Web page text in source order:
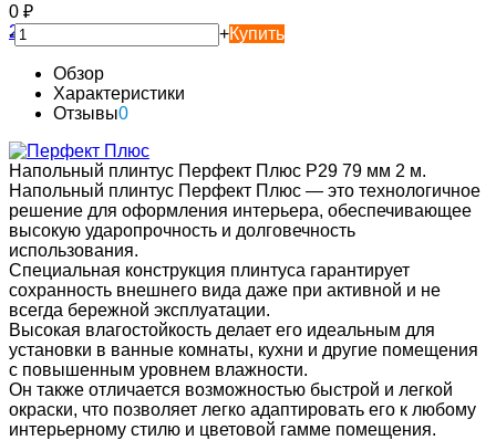
0 ₽
-
+Купить
Обзор
Характеристики
Отзывы0
Напольный плинтус Перфект Плюс P29 79 мм 2 м.
Напольный плинтус Перфект Плюс — это технологичное
решение для оформления интерьера, обеспечивающее
высокую ударопрочность и долговечность
использования.
Специальная конструкция плинтуса гарантирует
сохранность внешнего вида даже при активной и не
всегда бережной эксплуатации.
Высокая влагостойкость делает его идеальным для
установки в ванные комнаты, кухни и другие помещения
с повышенным уровнем влажности.
Он также отличается возможностью быстрой и легкой
окраски, что позволяет легко адаптировать его к любому
интерьерному стилю и цветовой гамме помещения.